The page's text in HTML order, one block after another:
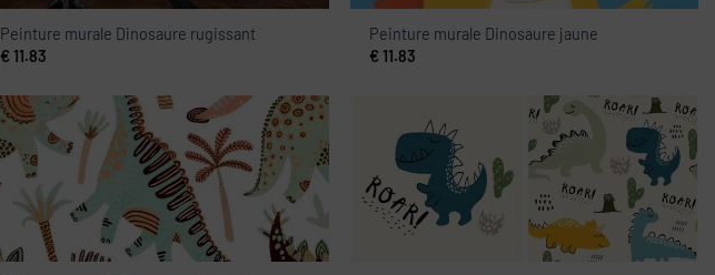
Peinture murale Dinosaure rugissant
€ 11.83
Peinture murale Dinosaure jaune
€ 11.83